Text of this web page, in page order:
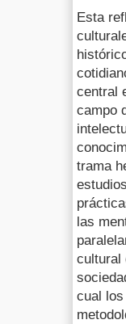
Esta
central
campo
trama
las
cultural
cual